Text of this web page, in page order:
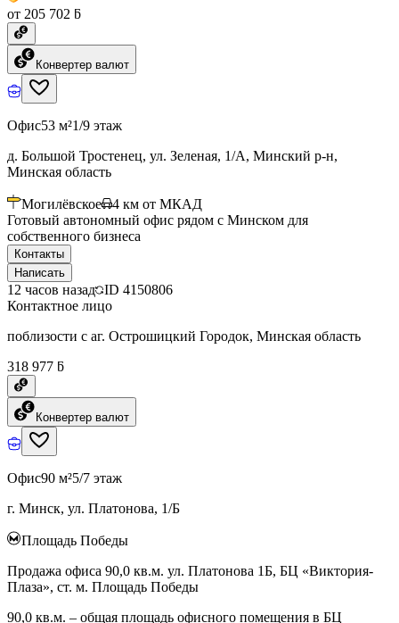
от 205 702 ƃ
Конвертер валют
Офис53 м²1/9 этаж
д. Большой Тростенец, ул. Зеленая, 1/А, Минский р-н,
Минская область
Могилёвское 4 км от МКАД
Готовый автономный офис рядом с Минском для
собственного бизнеса
Контакты
Написать
12 часов назад ID 4150806
Контактное лицо
поблизости с аг. Острошицкий Городок, Минская область
318 977 ƃ
Конвертер валют
Офис90 м²5/7 этаж
г. Минск, ул. Платонова, 1/Б
Площадь Победы
Продажа офиса 90,0 кв.м. ул. Платонова 1Б, БЦ «Виктория-
Плаза», ст. м. Площадь Победы
90,0 кв.м. – общая площадь офисного помещения в БЦ